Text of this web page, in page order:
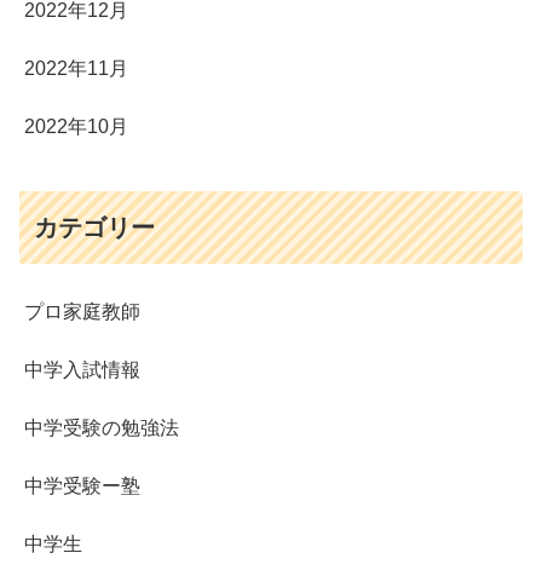
2022年12月
2022年11月
2022年10月
カテゴリー
プロ家庭教師
中学入試情報
中学受験の勉強法
中学受験ー塾
中学生